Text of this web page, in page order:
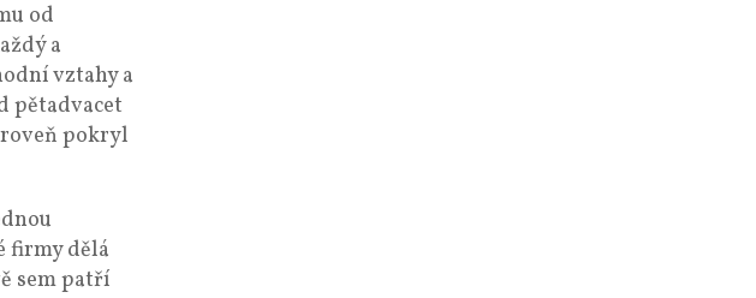
od
a
vztahy a
pětadvacet
pokryl
firmy dělá
sem patří